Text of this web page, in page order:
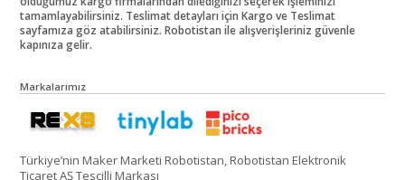
tamamlayabilirsiniz. Teslimat detayları için Kargo ve Teslimat
sayfamıza göz atabilirsiniz. Robotistan ile alışverişleriniz güvenle
kapınıza gelir.
Markalarımız
Türkiye’nin Maker Marketi Robotistan, Robotistan Elektronik
Ticaret AŞ Tescilli Markası